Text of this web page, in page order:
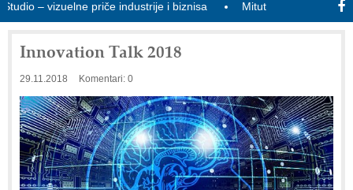
– vizuelne priče industrije i biznisa Mitutoyo Crysta-Apex V
Innovation Talk 2018
29.11.2018 Komentari: 0